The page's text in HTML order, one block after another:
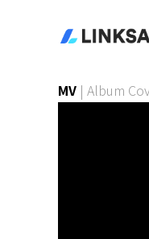
MV | Album